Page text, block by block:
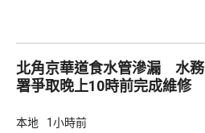
北角京華道食水管滲漏 水務
署爭取晚上10時前完成維修
本地 1小時前